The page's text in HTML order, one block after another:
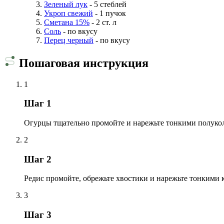
Зеленый лук - 5 стеблей
Укроп свежий - 1 пучок
Сметана 15% - 2 ст. л
Соль - по вкусу
Перец черный - по вкусу
Пошаговая инструкция
1
Шаг 1
Огурцы тщательно промойте и нарежьте тонкими
2
Шаг 2
Редис промойте, обрежьте хвостики и нарежьте тонкими
3
Шаг 3